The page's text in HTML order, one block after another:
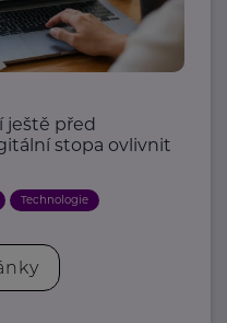
ještě před
stopa ovlivnit
Technologie